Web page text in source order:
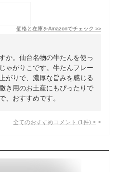
価格と在庫をAmazonでチェック >>
か。仙台名物の牛たんを使っ
ゃがりこです。牛たんフレー
がりで、濃厚な旨みを感じる
き用のお土産にもぴったりで
、おすすめです。
全てのおすすめコメント (1 件) >